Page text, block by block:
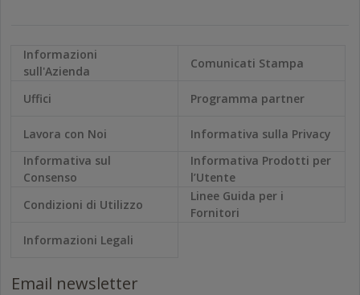
Informazioni
sull'Azienda
Comunicati Stampa
Uffici Programma partner
Lavora con Noi
Informativa sulla Privacy
Informativa sul
Consenso
Informativa Prodotti per
l’Utente
Condizioni di Utilizzo
Linee Guida per i
Fornitori
Informazioni Legali
Email newsletter